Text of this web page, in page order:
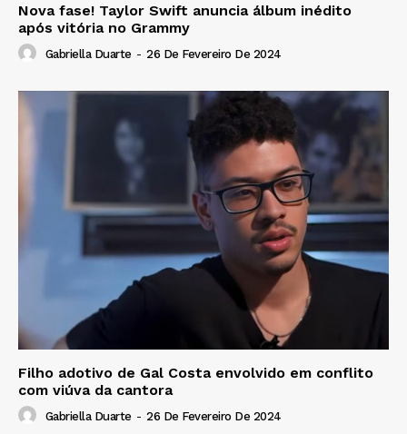
Nova fase! Taylor Swift anuncia álbum inédito
após vitória no Grammy
Gabriella Duarte - 26 De Fevereiro De 2024
Filho adotivo de Gal Costa envolvido em conflito
com viúva da cantora
Gabriella Duarte - 26 De Fevereiro De 2024